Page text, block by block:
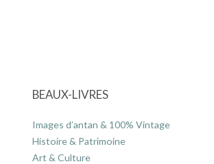
BEAUX-LIVRES
Images d’antan & 100% Vintage
Histoire & Patrimoine
Art & Culture